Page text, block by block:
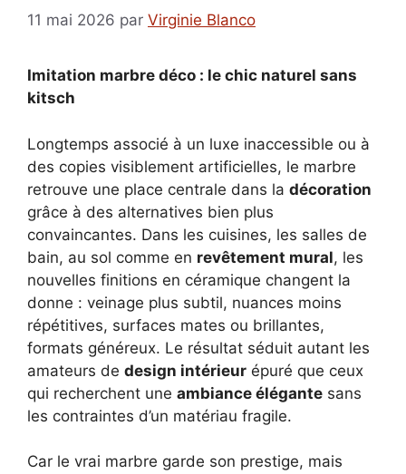
11 mai 2026 par Virginie Blanco
Imitation marbre déco : le chic naturel sans
kitsch
Longtemps associé à un luxe inaccessible ou à
des copies visiblement artificielles, le marbre
retrouve une place centrale dans la décoration
grâce à des alternatives bien plus
convaincantes. Dans les cuisines, les salles de
bain, au sol comme en revêtement mural, les
nouvelles finitions en céramique changent la
donne : veinage plus subtil, nuances moins
répétitives, surfaces mates ou brillantes,
formats généreux. Le résultat séduit autant les
amateurs de design intérieur épuré que ceux
qui recherchent une ambiance élégante sans
les contraintes d’un matériau fragile.
Car le vrai marbre garde son prestige, mais